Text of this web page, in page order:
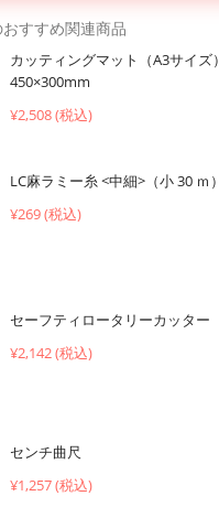
すすめ関連商品
カッティングマット（A3サイズ）
450×300mm
¥2,508 (税込)
LC麻ラミー糸 <中細>（小 30 ｍ）
¥269 (税込)
セーフティロータリーカッター
¥2,142 (税込)
センチ曲尺
¥1,257 (税込)